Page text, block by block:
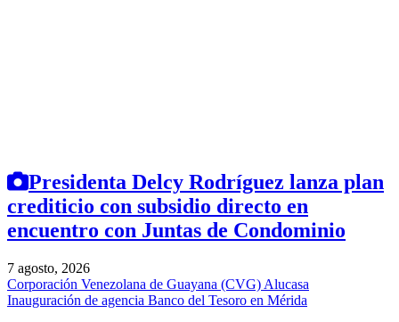
Presidenta Delcy Rodríguez lanza plan
crediticio con subsidio directo en
encuentro con Juntas de Condominio
7 agosto, 2026
Corporación Venezolana de Guayana (CVG) Alucasa
Inauguración de agencia Banco del Tesoro en Mérida